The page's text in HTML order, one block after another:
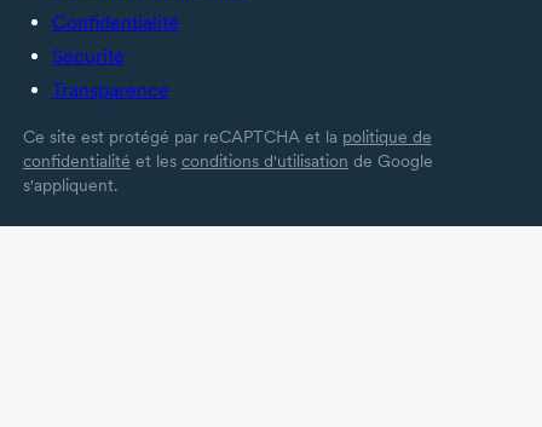
Confidentialité
Sécurité
Transparence
Ce site est protégé par reCAPTCHA et la politique de
confidentialité et les conditions d'utilisation de Google
s'appliquent.